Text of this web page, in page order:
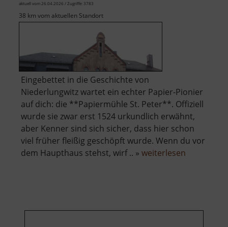
aktuell vom 26.04.2026 / Zugriffe: 3783
38 km vom aktuellen Standort
Eingebettet in die Geschichte von
Niederlungwitz wartet ein echter Papier-Pionier
auf dich: die **Papiermühle St. Peter**. Offiziell
wurde sie zwar erst 1524 urkundlich erwähnt,
aber Kenner sind sich sicher, dass hier schon
viel früher fleißig geschöpft wurde. Wenn du vor
dem Haupthaus stehst, wirf .. » weiterlesen